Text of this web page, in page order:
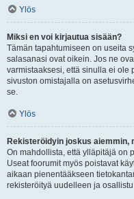
Ylös
Miksi en voi kirjautua sisään?
Tämän tapahtumiseen on useita
salasanasi ovat oikein. Jos ne
varmistaaksesi, että sinulla ei ole
sivuston omistajalla on
se.
Ylös
Rekisteröidyin joskus aiemmin,
On mahdollista, että ylläpitäjä on
Useat foorumit myös poistavat
aikaan pienentääkseen
rekisteröityä uudelleen ja